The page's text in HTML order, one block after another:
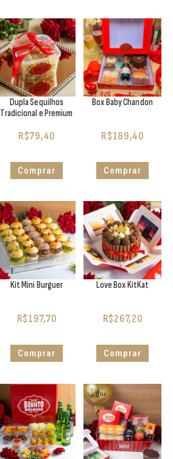
Dupla Sequilhos
Tradicional e Premium
R$79,40
Comprar
Box Baby Chandon
R$189,40
Comprar
Kit Mini Burguer
R$197,70
Comprar
Love Box KitKat
R$267,20
Comprar